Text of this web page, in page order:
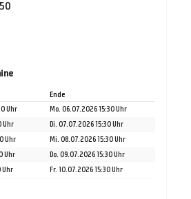
Ende
Uhr
Mo. 06.07.2026 15:30 Uhr
Uhr
Di. 07.07.2026 15:30 Uhr
Uhr
Mi. 08.07.2026 15:30 Uhr
Uhr
Do. 09.07.2026 15:30 Uhr
Uhr Fr. 10.07.2026 15:30 Uhr